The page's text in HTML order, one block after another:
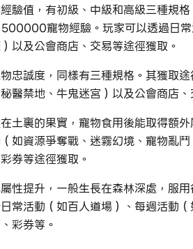
驗值，有初級、中級和高級三種規
寵物經驗。玩家可以透過日常
以及公會商店、交易等途徑獲取。
忠誠度，同樣有三種規格。其獲取
醫禁地、牛鬼迷宮）以及公會商店
土裏的果實，寵物食用後能取得額
如資源爭奪戰、迷霧幻境、寵物亂
券等途徑獲取。
性提升，一般生長在森林深處，服
常活動（如百人道場）、每週活動
彩券等。